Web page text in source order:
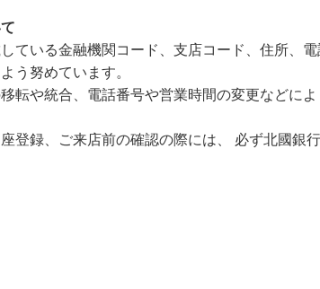
ている金融機関コード、支店コード、住所、
う努めています。
転や統合、電話番号や営業時間の変更などに
登録、ご来店前の確認の際には、 必ず北國銀